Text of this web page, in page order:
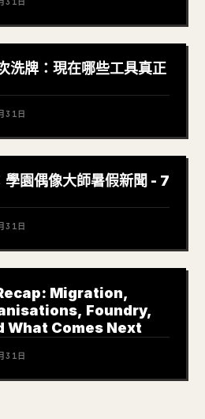
洗牌：現在哪些工具真正
31日
學園偶像大師暑假新聞 - 7
31日
Migration,
Foundry,
What Comes Next
31日